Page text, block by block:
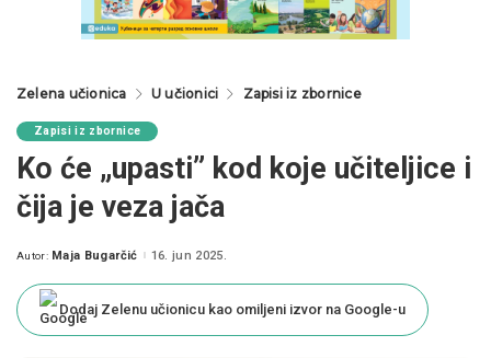
Zelena učionica U učionici Zapisi iz zbornice
Zapisi iz zbornice
Ko će „upasti” kod koje učiteljice i
čija je veza jača
Posted
Autor: Maja Bugarčić 16. jun 2025.
Dodaj Zelenu učionicu kao omiljeni izvor na Google-u